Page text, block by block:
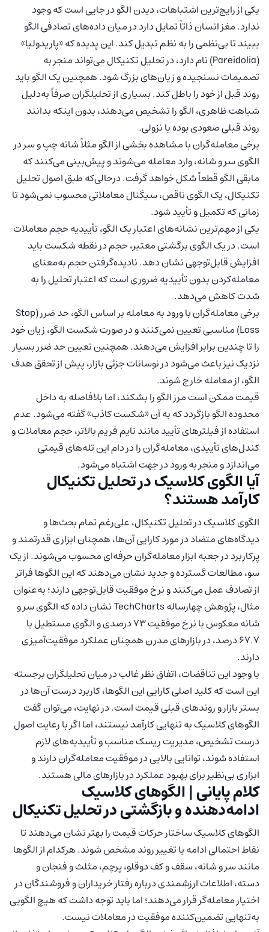
یکی از رایج‌ترین اشتباهات، دیدن الگو در جایی است که وجود
ندارد. مغز انسان ذاتاً تمایل دارد در میان داده‌های تصادفی الگو
ببیند تا بی‌نظمی را به نظم تبدیل کند. این پدیده که «پاریدولیا»
(Pareidolia) نام دارد، در تحلیل تکنیکال می‌تواند منجر به
تصمیمات نسنجیده و زیان‌های بزرگ شود. همچنین یک الگو باید
روند قبل از خود را باطل کند. بسیاری از تحلیلگران صرفاً به‌دلیل
شباهت ظاهری، الگو را تشخیص می‌دهند، بدون اینکه بدانند
روند قبلی صعودی بوده یا نزولی.
برخی معامله‌گران با مشاهده بخشی از الگو مثلاً شانه چپ و سر در
الگوی سر و شانه، وارد معامله می‌شوند و پیش‌بینی می‌کنند که
مابقی الگو قطعاً شکل خواهد گرفت. درحالی‌که طبق اصول تحلیل
تکنیکال، یک الگوی ناقص، سیگنال معاملاتی محسوب نمی‌شود تا
زمانی که تکمیل و تأیید شود.
یکی از مهم‌ترین نشانه‌های اعتبار یک الگو، تأییدیه حجم معاملات
است. در یک الگوی برگشتی معتبر، حجم در نقطه شکست باید
افزایش قابل‌توجهی نشان دهد. نادیده‌گرفتن حجم به‌معنای
معامله‌کردن بدون تأییدیه ضروری است که اعتبار تحلیل را به
شدت کاهش می‌دهد.
برخی معامله‌گران با ورود به معامله بر اساس الگو، حد ضرر (Stop
Loss) مناسبی تعیین نمی‌کنند و در صورت شکست الگو، زیان خود
را تا چندین برابر افزایش می‌دهند. همچنین تعیین حد ضرر بسیار
نزدیک نیز باعث می‌شود در نوسانات جزئی بازار، پیش از تحقق هدف
الگو، از معامله خارج شوند.
قیمت ممکن است مرز الگو را بشکند، اما بلافاصله به داخل
محدوده الگو بازگردد که به آن «شکست کاذب» گفته می‌شود. عدم
استفاده از فیلترهای تأیید مانند تایم فریم بالاتر، حجم معاملات و
کندل‌های تأییدی، معامله‌گران را در دام این تله‌های قیمتی
می‌اندازد و منجر به ورود در جهت اشتباه می‌شود.
آیا الگوی کلاسیک در تحلیل تکنیکال
کارآمد هستند؟
الگوی کلاسیک در تحلیل تکنیکال، علی‌رغم تمام بحث‌ها و
دیدگاه‌های متضاد در مورد کارایی آن‌ها، همچنان ابزاری قدرتمند و
پرکاربرد در جعبه ابزار معامله‌گران حرفه‌ای محسوب می‌شوند. از یک
سو، مطالعات گسترده و جدید نشان می‌دهند که این الگوها فراتر
از تصادف عمل می‌کنند و نرخ موفقیت قابل‌توجهی دارند؛ به‌عنوان
مثال، پژوهش چهارساله TechCharts نشان داده که الگوی سر و
شانه معکوس با نرخ موفقیت ۷۳ درصدی و الگوی مستطیل با
۶۷.۷ درصد، در بازارهای مدرن همچنان عملکرد موفقیت‌آمیزی
دارند.
با وجود این تناقضات، اتفاق نظر غالب در میان تحلیلگران برجسته
این است که کلید اصلی کارایی این الگوها، کاربرد درست آن‌ها در
بستر بازار و روندهای قبلی قیمت است. در نهایت، می‌توان گفت
الگوهای کلاسیک به‌ تنهایی کارآمد نیستند، اما اگر با رعایت اصول
درست تشخیص، مدیریت ریسک مناسب و تأییدیه‌های لازم
استفاده شوند، توانایی بالایی در موفقیت معامله‌گران دارند و
ابزاری بی‌نظیر برای بهبود عملکرد در بازارهای مالی هستند.
کلام پایانی | الگوهای کلاسیک
ادامه‌دهنده و بازگشتی در تحلیل تکنیکال
الگوهای کلاسیک ساختار حرکات قیمت را بهتر نشان می‌دهند تا
نقاط احتمالی ادامه یا تغییر روند مشخص شوند. هرکدام از الگوها
مانند سر و شانه، سقف و کف دوقلو، پرچم، مثلث و فنجان و
دسته، اطلاعات ارزشمندی درباره رفتار خریداران و فروشندگان در
اختیار معامله‌گر قرار می‌دهند؛ اما باید توجه داشت که هیچ الگویی
به‌تنهایی تضمین‌کننده موفقیت در معاملات نیست.